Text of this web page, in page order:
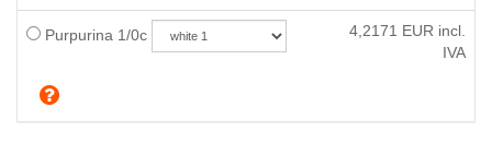
Purpurina 1/0c 4,2171 EUR incl.
IVA